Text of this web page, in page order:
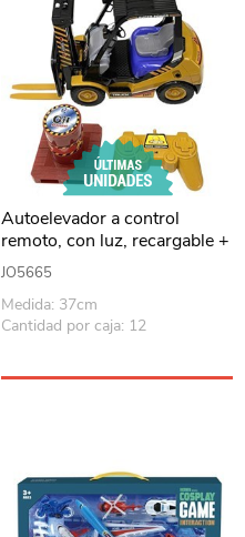
Autoelevador a control
remoto, con luz, recargable +
2AA, en caja
JO5665
Medida: 37cm
Cantidad por caja: 12